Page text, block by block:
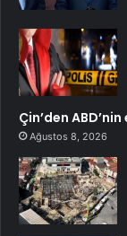
Çin’den
Ağustos 8, 2026